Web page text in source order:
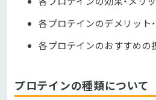
各プロテインのデメリット
各プロテインのおすすめの
プロテインの種類について